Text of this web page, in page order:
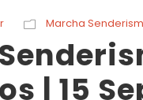
Marcha
| 15